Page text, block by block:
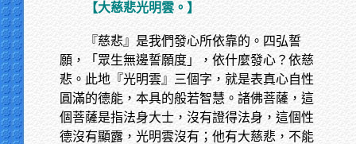
【大慈悲光明雲。】
『慈悲』是我們發心所依靠的。四弘誓
願，「眾生無邊誓願度」，依什麼發心？依慈
悲。此地『光明雲』三個字，就是表真心自性
圓滿的德能，本具的般若智慧。諸佛菩薩，這
個菩薩是指法身大士，沒有證得法身，這個性
德沒有顯露，光明雲沒有；他有大慈悲，不能